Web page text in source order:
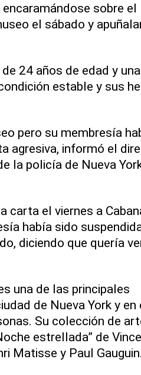
sobre el
el sábado y
24 años de edad y
estable y sus
pero su membresía
agresiva, informó el
la policía de Nueva
carta el viernes a
había sido
diciendo que quería
una de las principales
de Nueva York y en
Su colección de
estrellada” de
Matisse y Paul Gauguin.